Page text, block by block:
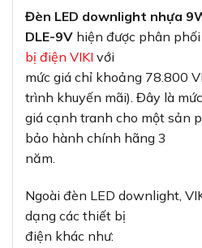
Đèn LED downlight nhựa
DLE-9V hiện được phân
bị điện VIKI với
mức giá chỉ khoảng 78.800
trình khuyến mãi). Đây là mức
giá cạnh tranh cho một sản
bảo hành chính hãng 3
năm.
Ngoài đèn LED downlight,
dạng các thiết bị
điện khác như: